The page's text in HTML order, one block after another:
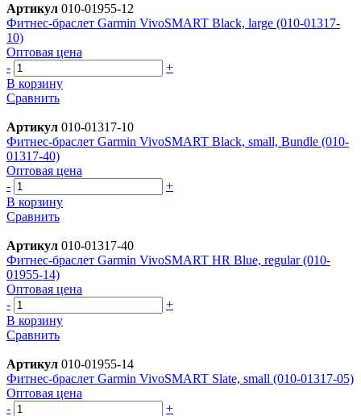
Артикул 010-01955-12
Фитнес-браслет Garmin VivoSMART Black, large (010-01317-
10)
Оптовая цена
-
+
В корзину
Сравнить
Артикул 010-01317-10
Фитнес-браслет Garmin VivoSMART Black, small, Bundle (010-
01317-40)
Оптовая цена
-
+
В корзину
Сравнить
Артикул 010-01317-40
Фитнес-браслет Garmin VivoSMART HR Blue, regular (010-
01955-14)
Оптовая цена
-
+
В корзину
Сравнить
Артикул 010-01955-14
Фитнес-браслет Garmin VivoSMART Slate, small (010-01317-05)
Оптовая цена
-
+